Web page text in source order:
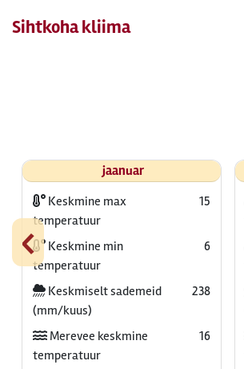
Sihtkoha kliima
‹
jaanuar
Keskmine max
temperatuur
15
Keskmine min
temperatuur
6
Keskmiselt sademeid
(mm/kuus)
238
Merevee keskmine
temperatuur
16